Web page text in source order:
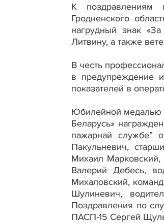
К поздравлениям
Гродненского
нагрудный знак
Литвину, а также
В честь
в предупреждение
показателей в
Юбилейной медалью
Беларусь»
пажарнай службе”
Пакульневич,
Михаил Марковский,
Валерий Дебесь,
Михаловский,
Шулиневич,
Поздравления по
ПАСП-15 Сергей